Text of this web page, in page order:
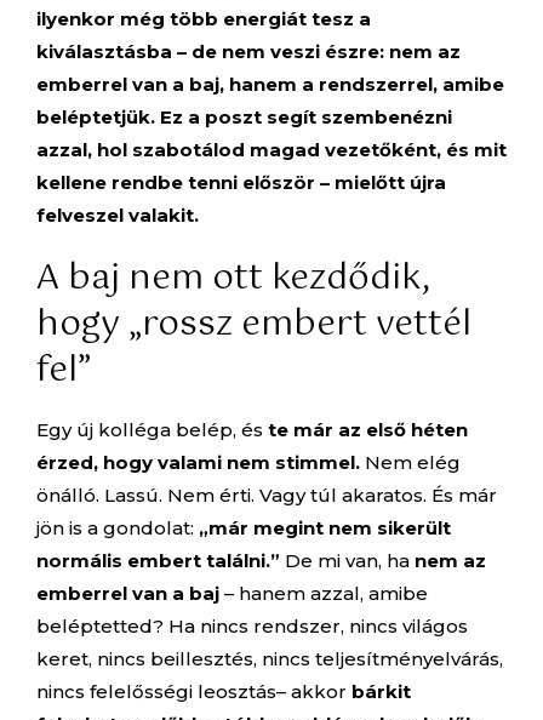
ilyenkor még több energiát tesz a
kiválasztásba – de nem veszi észre: nem az
emberrel van a baj, hanem a rendszerrel, amibe
beléptetjük. Ez a poszt segít szembenézni
azzal, hol szabotálod magad vezetőként, és mit
kellene rendbe tenni először – mielőtt újra
felveszel valakit.
A baj nem ott kezdődik,
hogy „rossz embert vettél
fel”
Egy új kolléga belép, és te már az első héten
érzed, hogy valami nem stimmel. Nem elég
önálló. Lassú. Nem érti. Vagy túl akaratos. És már
jön is a gondolat: „már megint nem sikerült
normális embert találni.” De mi van, ha nem az
emberrel van a baj – hanem azzal, amibe
beléptetted? Ha nincs rendszer, nincs világos
keret, nincs beillesztés, nincs teljesítményelvárás,
nincs felelősségi leosztás– akkor bárkit